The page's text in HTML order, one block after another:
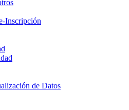
Inscripción
de Datos